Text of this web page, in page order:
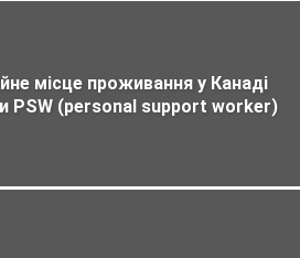
місце проживання у Канаді
PSW (personal support worker)